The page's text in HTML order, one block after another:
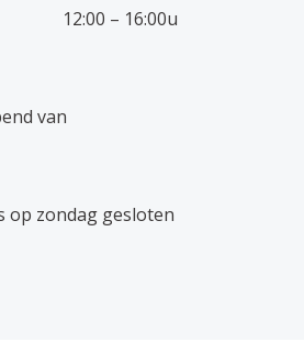
12:00 – 16:00u
van
op zondag gesloten